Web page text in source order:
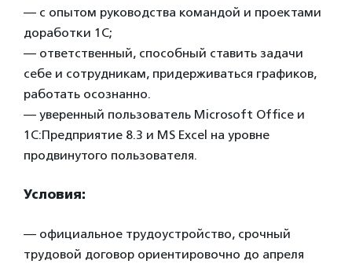
— с опытом руководства командой и проектами
доработки 1С;
— ответственный, способный ставить задачи
себе и сотрудникам, придерживаться графиков,
работать осознанно.
— уверенный пользователь Microsoft Office и
1С:Предприятие 8.3 и MS Exсel на уровне
продвинутого пользователя.
Условия:
— официальное трудоустройство, срочный
трудовой договор ориентировочно до апреля